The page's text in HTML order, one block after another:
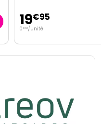
19€95
0€33/unité